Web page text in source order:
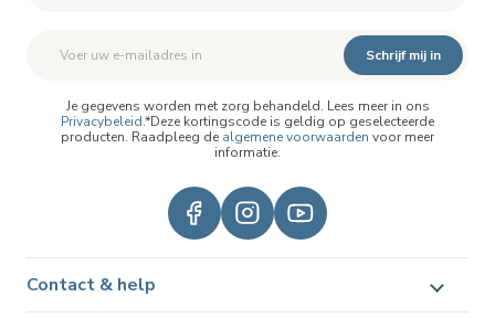
Schrijf mij in
Je gegevens worden met zorg behandeld. Lees meer in ons
Privacybeleid.*Deze kortingscode is geldig op geselecteerde
producten. Raadpleeg de algemene voorwaarden voor meer
informatie.
Contact & help